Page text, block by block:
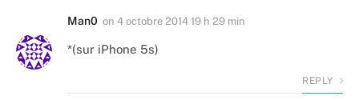
Man0 on 4 octobre 2014 19 h 29 min
*(sur iPhone 5s)
REPLY